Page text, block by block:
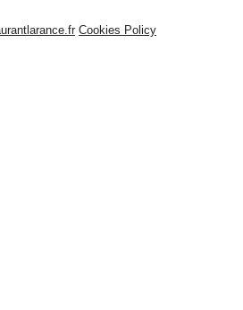
Cookies Policy